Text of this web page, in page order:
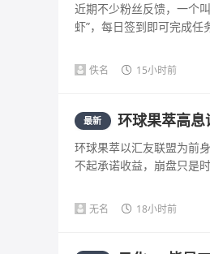
近期不少粉丝反馈，一个
虾”，每日签到即可完成
佚名 15小时前
最新 环球果萃高
环球果萃以汇友联盟为前
不起承诺收益，崩盘只是
无名 18小时前